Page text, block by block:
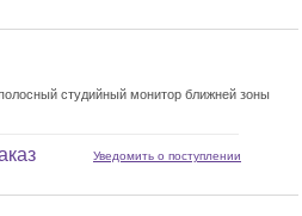
студийный монитор ближней зоны
Уведомить о поступлении